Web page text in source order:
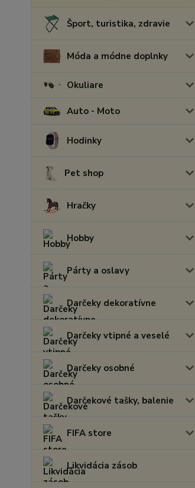
Šport, turistika, zdravie
Móda a módne doplnky
Okuliare
Auto - Moto
Hodinky
Pet shop
Hračky
Hobby
Párty a oslavy
Darčeky dekoratívne
Darčeky vtipné a veselé
Darčeky osobné
Darčekové tašky, balenie
FIFA store
Likvidácia zásob